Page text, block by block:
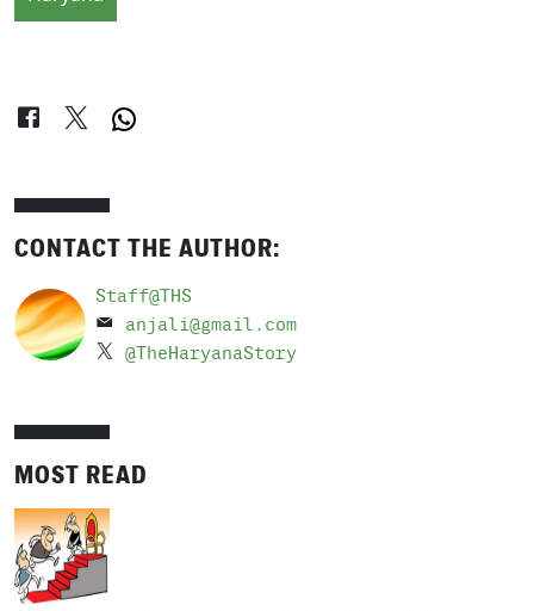
CONTACT THE AUTHOR:
Staff@THS
anjali@gmail.com
@TheHaryanaStory
MOST READ